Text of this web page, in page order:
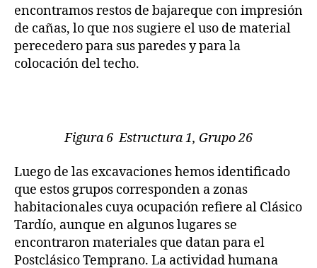
encontramos restos de bajareque con impresión
de cañas, lo que nos sugiere el uso de material
perecedero para sus paredes y para la
colocación del techo.
Figura 6 Estructura 1, Grupo 26
Luego de las excavaciones hemos identificado
que estos grupos corresponden a zonas
habitacionales cuya ocupación refiere al Clásico
Tardío, aunque en algunos lugares se
encontraron materiales que datan para el
Postclásico Temprano. La actividad humana